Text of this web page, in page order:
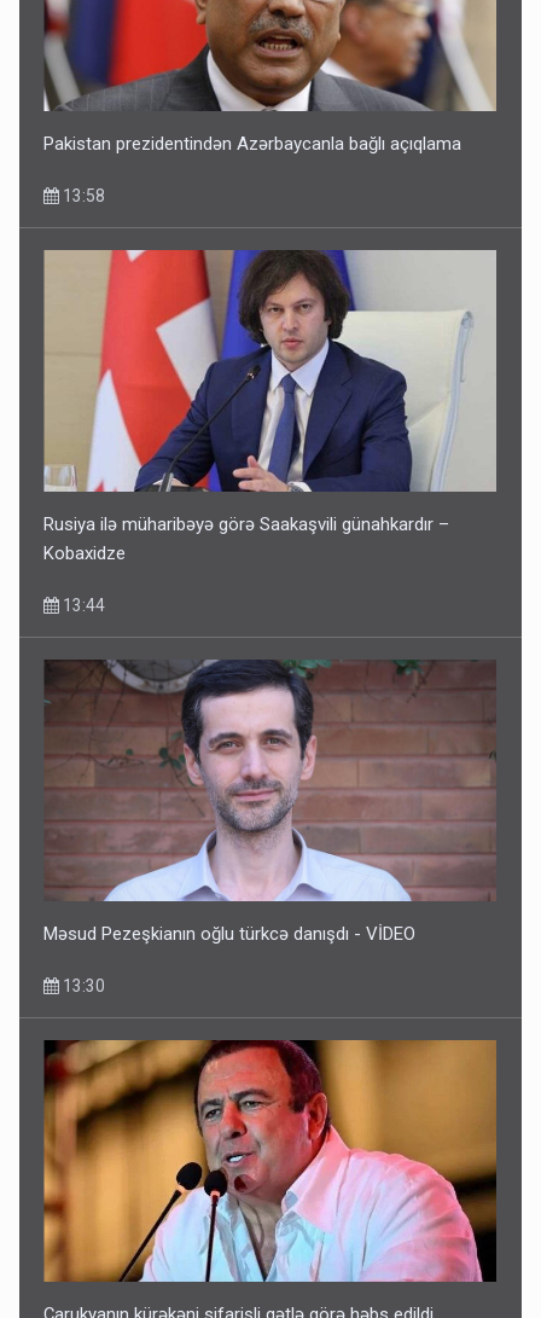
Pakistan prezidentindən Azərbaycanla bağlı açıqlama
13:58
Rusiya ilə müharibəyə görə Saakaşvili günahkardır –
Kobaxidze
13:44
Məsud Pezeşkianın oğlu türkcə danışdı - VİDEO
13:30